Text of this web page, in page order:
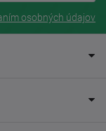
osobných údajov